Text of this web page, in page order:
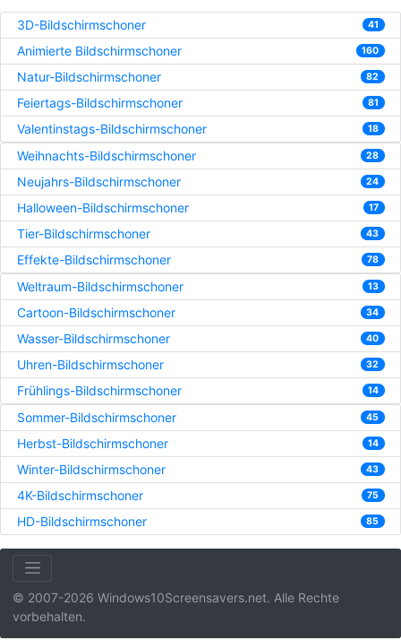
3D-Bildschirmschoner 41
Animierte Bildschirmschoner 160
Natur-Bildschirmschoner 82
Feiertags-Bildschirmschoner 81
Valentinstags-Bildschirmschoner 18
Weihnachts-Bildschirmschoner 28
Neujahrs-Bildschirmschoner 24
Halloween-Bildschirmschoner 17
Tier-Bildschirmschoner 43
Effekte-Bildschirmschoner 78
Weltraum-Bildschirmschoner 13
Cartoon-Bildschirmschoner 34
Wasser-Bildschirmschoner 40
Uhren-Bildschirmschoner 32
Frühlings-Bildschirmschoner 14
Sommer-Bildschirmschoner 45
Herbst-Bildschirmschoner 14
Winter-Bildschirmschoner 43
4K-Bildschirmschoner 75
HD-Bildschirmschoner 85
© 2007-2026 Windows10Screensavers.net. Alle Rechte
vorbehalten.